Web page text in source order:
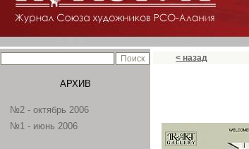
АРХИВ
№2 - октябрь 2006
№1 - июнь 2006
< назад